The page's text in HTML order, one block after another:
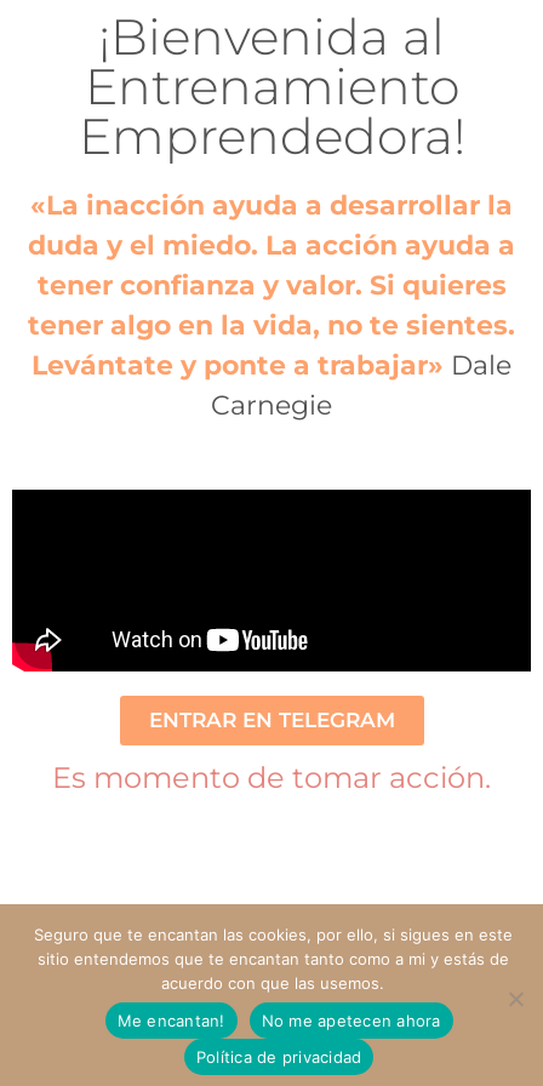
¡Bienvenida al
Entrenamiento
Emprendedora!
«La inacción ayuda a desarrollar la
duda y el miedo. La acción ayuda a
tener confianza y valor. Si quieres
tener algo en la vida, no te sientes.
Levántate y ponte a trabajar» Dale
Carnegie
ENTRAR EN TELEGRAM
Es momento de tomar acción.
Seguro que te encantan las cookies, por ello, si sigues en este
sitio entendemos que te encantan tanto como a mi y estás de
acuerdo con que las usemos.
Me encantan!
No me apetecen ahora
Política de privacidad